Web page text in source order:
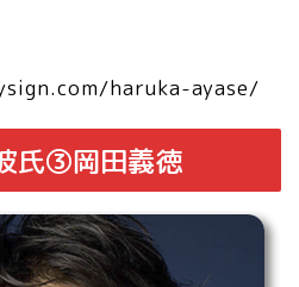
haruka-ayase/
氏③岡田義徳